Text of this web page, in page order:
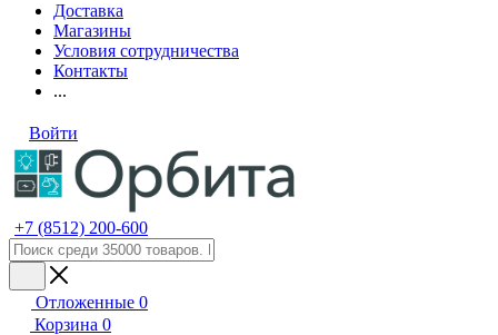
Доставка
Магазины
Условия сотрудничества
Контакты
...
Войти
+7 (8512) 200-600
Отложенные 0
Корзина 0